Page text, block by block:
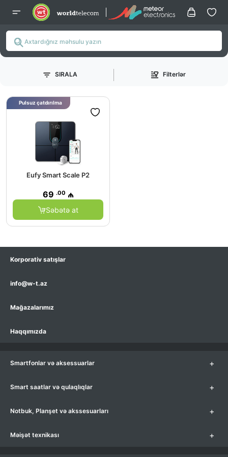
SIRALA Filterlər
Eufy Smart Scale P2
69 .00 ₼
Səbətə at
Pulsuz çatdırılma
Korporativ satışlar
info@w-t.az
Mağazalarımız
Haqqımızda
Smartfonlar və aksessuarlar +
Smart saatlar və qulaqlıqlar +
Notbuk, Planşet və akssesuarları +
Məişət texnikası +